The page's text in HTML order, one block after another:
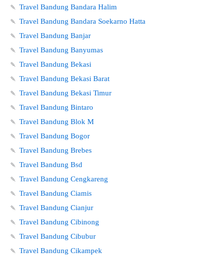
🍡 Travel Bandung Bandara Halim
🍡 Travel Bandung Bandara Soekarno Hatta
🍡 Travel Bandung Banjar
🍡 Travel Bandung Banyumas
🍡 Travel Bandung Bekasi
🍡 Travel Bandung Bekasi Barat
🍡 Travel Bandung Bekasi Timur
🍡 Travel Bandung Bintaro
🍡 Travel Bandung Blok M
🍡 Travel Bandung Bogor
🍡 Travel Bandung Brebes
🍡 Travel Bandung Bsd
🍡 Travel Bandung Cengkareng
🍡 Travel Bandung Ciamis
🍡 Travel Bandung Cianjur
🍡 Travel Bandung Cibinong
🍡 Travel Bandung Cibubur
🍡 Travel Bandung Cikampek